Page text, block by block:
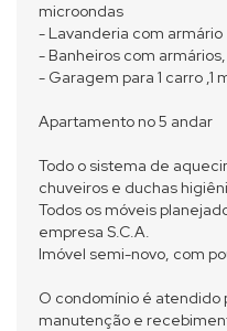
microondas
- Lavanderia com armário
- Banheiros com
- Garagem para 1 carro ,1
Apartamento no 5 andar
Todo o sistema de
chuveiros e duchas
Todos os móveis
empresa S.C.A.
Imóvel semi-novo, com
O condomínio é atendido
manutenção e